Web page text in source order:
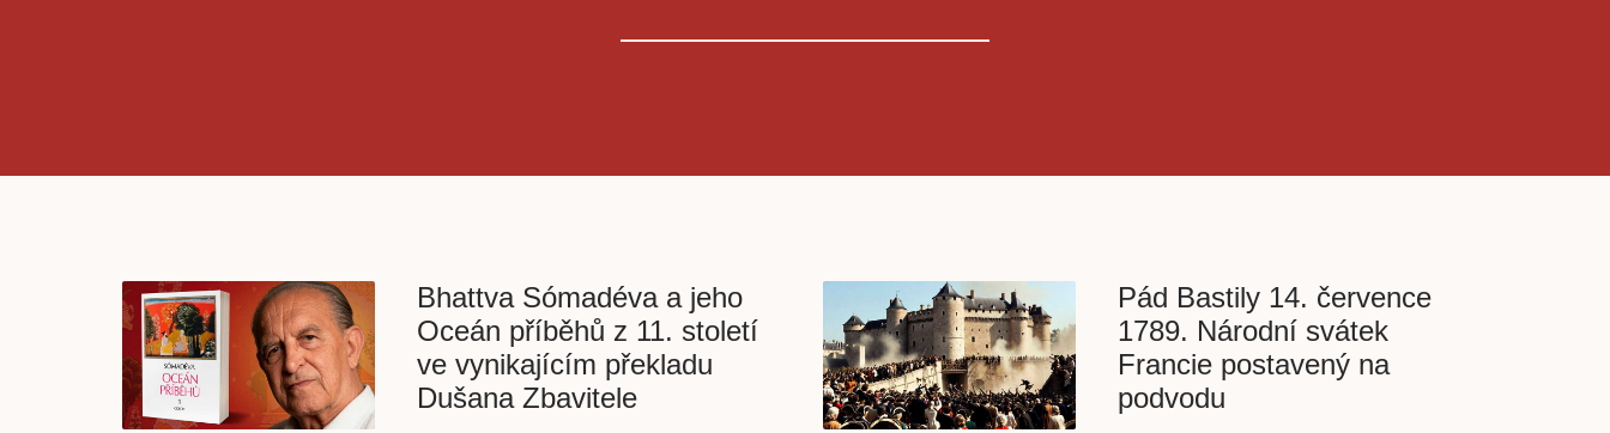
Bhattva Sómadéva a jeho
Oceán příběhů z 11. století
ve vynikajícím překladu
Dušana Zbavitele
Pád Bastily 14. července
1789. Národní svátek
Francie postavený na
podvodu